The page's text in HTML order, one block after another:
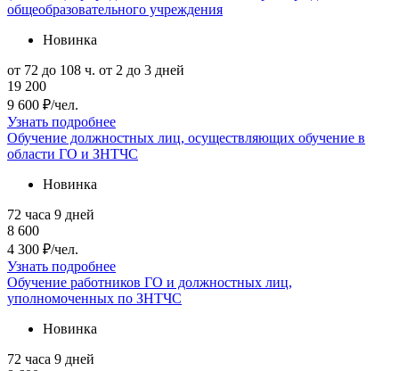
общеобразовательного учреждения
Новинка
от 72 до 108 ч. от 2 до 3 дней
19 200
9 600 ₽/чел.
Узнать подробнее
Обучение должностных лиц, осуществляющих обучение в
области ГО и ЗНТЧС
Новинка
72 часа 9 дней
8 600
4 300 ₽/чел.
Узнать подробнее
Обучение работников ГО и должностных лиц,
уполномоченных по ЗНТЧС
Новинка
72 часа 9 дней